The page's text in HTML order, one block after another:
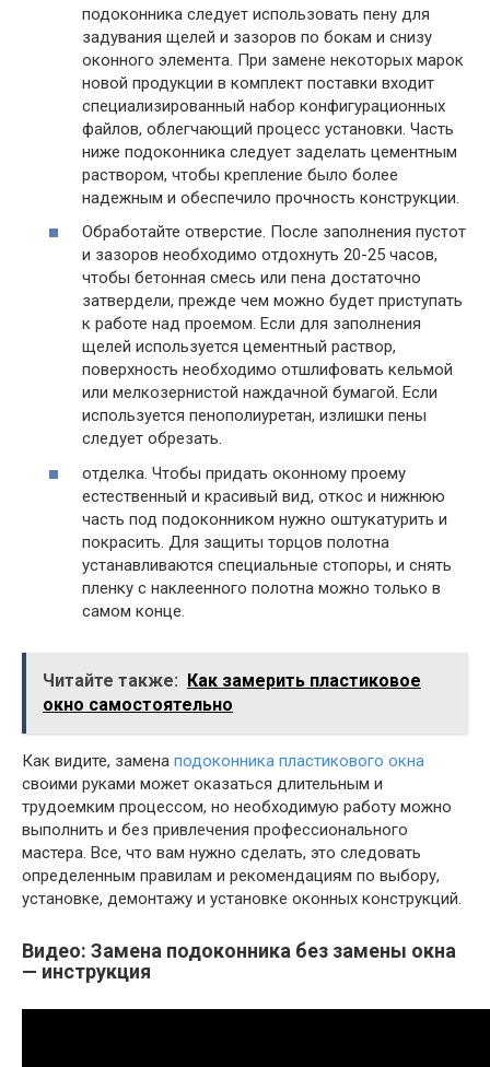
подоконника следует использовать пену для
задувания щелей и зазоров по бокам и снизу
оконного элемента. При замене некоторых марок
новой продукции в комплект поставки входит
специализированный набор конфигурационных
файлов, облегчающий процесс установки. Часть
ниже подоконника следует заделать цементным
раствором, чтобы крепление было более
надежным и обеспечило прочность конструкции.
Обработайте отверстие. После заполнения пустот
и зазоров необходимо отдохнуть 20-25 часов,
чтобы бетонная смесь или пена достаточно
затвердели, прежде чем можно будет приступать
к работе над проемом. Если для заполнения
щелей используется цементный раствор,
поверхность необходимо отшлифовать кельмой
или мелкозернистой наждачной бумагой. Если
используется пенополиуретан, излишки пены
следует обрезать.
отделка. Чтобы придать оконному проему
естественный и красивый вид, откос и нижнюю
часть под подоконником нужно оштукатурить и
покрасить. Для защиты торцов полотна
устанавливаются специальные стопоры, и снять
пленку с наклеенного полотна можно только в
самом конце.
Читайте также: Как замерить пластиковое
окно самостоятельно
Как видите, замена подоконника пластикового окна
своими руками может оказаться длительным и
трудоемким процессом, но необходимую работу можно
выполнить и без привлечения профессионального
мастера. Все, что вам нужно сделать, это следовать
определенным правилам и рекомендациям по выбору,
установке, демонтажу и установке оконных конструкций.
Видео: Замена подоконника без замены окна
— инструкция